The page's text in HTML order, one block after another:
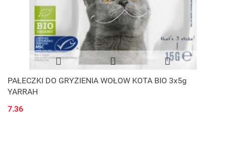
PAŁECZKI DO GRYZIENIA WOŁOW KOTA BIO 3x5g
YARRAH
7.36